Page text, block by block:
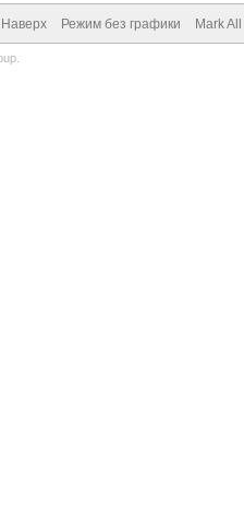
Наверх Режим без графики Mark